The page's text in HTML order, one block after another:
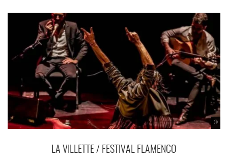
©
LA VILLETTE / FESTIVAL FLAMENCO